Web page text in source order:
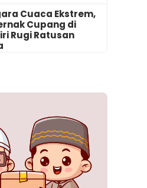
Cuaca Ekstrem,
Cupang di
Rugi Ratusan